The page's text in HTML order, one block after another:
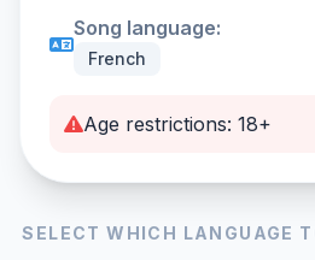
Song language:
French
Age restrictions: 18+
SELECT WHICH LANGUAGE